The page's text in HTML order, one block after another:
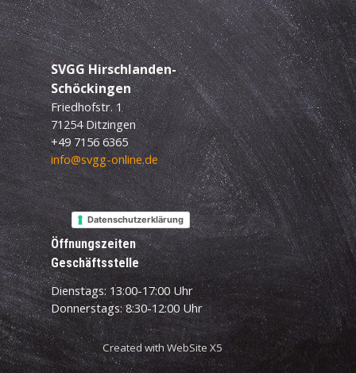
SVGGHirschlanden-
Schöckingen
Friedhofstr. 1
71254 Ditzingen
+49 7156 6365
info@svgg-online.de
Öffnungszeiten
Geschäftsstelle
Dienstags: 13:00-17:00 Uhr
Donnerstags: 8:30-12:00 Uhr
Datenschutzerklärung
Created with WebSite X5